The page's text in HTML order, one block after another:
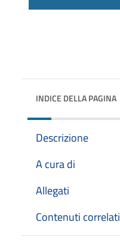
INDICE DELLA PAGINA
Descrizione
A cura di
Allegati
Contenuti correlati